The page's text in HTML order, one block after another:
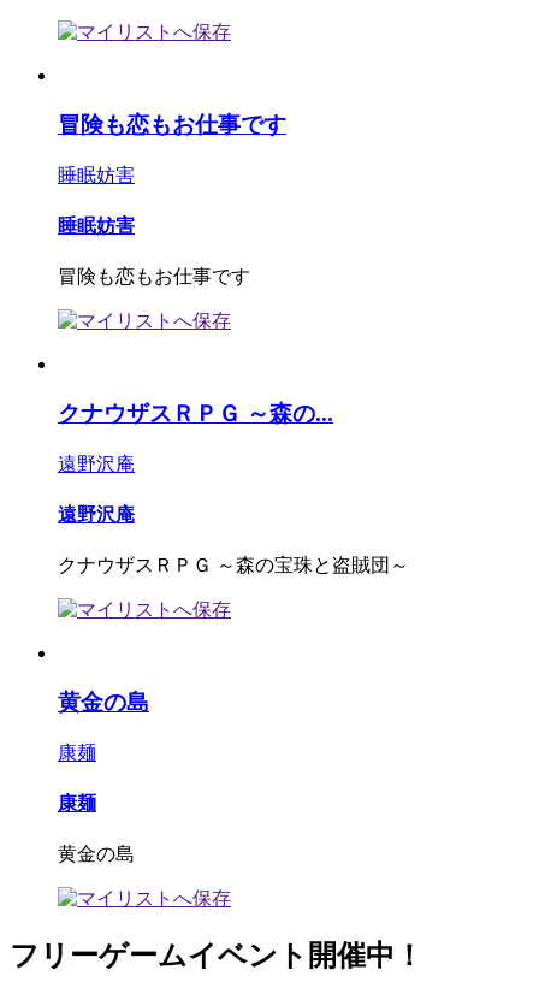
冒険も恋もお仕事です
睡眠妨害
睡眠妨害
冒険も恋もお仕事です
クナウザスＲＰＧ ～森の...
遠野沢庵
遠野沢庵
クナウザスＲＰＧ ～森の宝珠と盗賊団～
黄金の島
康麺
康麺
黄金の島
フリーゲームイベント開催中！